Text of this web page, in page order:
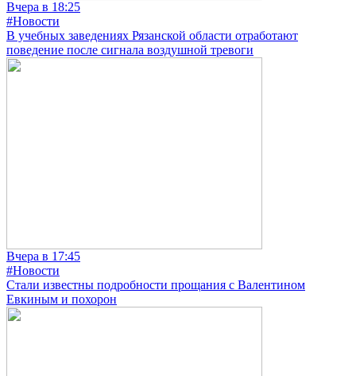
Вчера в 18:25
#Новости
В учебных заведениях Рязанской области отработают
поведение после сигнала воздушной тревоги
Вчера в 17:45
#Новости
Стали известны подробности прощания с Валентином
Евкиным и похорон